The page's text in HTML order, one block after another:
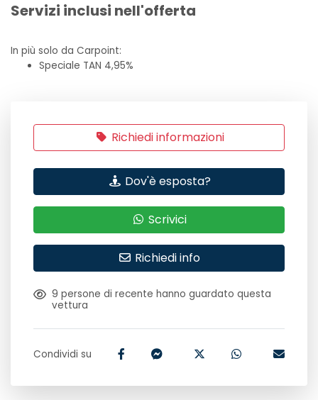
Servizi inclusi nell'offerta
In più solo da Carpoint:
Speciale TAN 4,95%
Richiedi informazioni
Dov'è esposta?
Scrivici
Richiedi info
9 persone di recente hanno guardato questa
vettura
Condividi su